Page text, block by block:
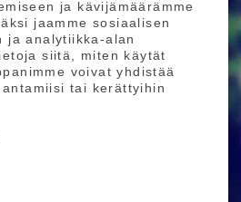
ja kävijämäärämme
jaamme sosiaalisen
ja analytiikka-alan
siitä, miten käytät
voivat yhdistää
tai kerättyihin
saat uusimmat edut
tallentamisen (